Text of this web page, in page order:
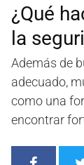
¿Qué
la
Además de
adecuado,
como una
encontrar